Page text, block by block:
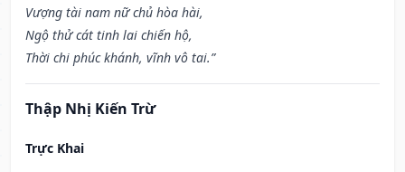
Vượng tài nam nữ chủ hòa hài,
Ngộ thử cát tinh lai chiến hộ,
Thời chi phúc khánh, vĩnh vô tai.”
Thập Nhị Kiến Trừ
Trực Khai